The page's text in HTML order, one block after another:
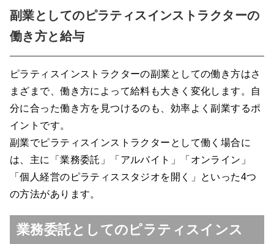
副業としてのピラティスインストラクターの
働き方と給与
ピラティスインストラクターの副業としての働き方はさ
まざまで、働き方によって給料も大きく変化します。自
分に合った働き方を見つけるのも、効率よく副業するポ
イントです。
副業でピラティスインストラクターとして働く場合に
は、主に「業務委託」「アルバイト」「オンライン」
「個人経営のピラティススタジオを開く」といった4つ
の方法があります。
業務委託としてのピラティスインス